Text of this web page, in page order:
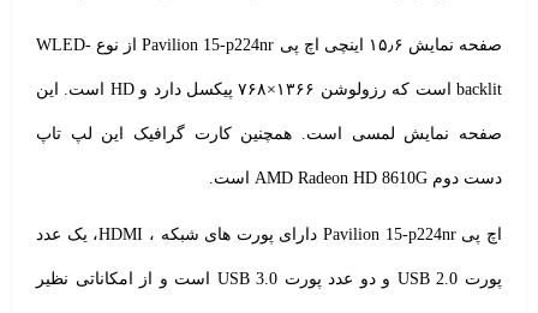
صفحه نمایش ۱۵٫۶ اینچی اچ پی Pavilion 15-p224nr از نوع WLED-
backlit است که رزولوشن ۱۳۶۶×۷۶۸ پیکسل دارد و HD است. این
صفحه نمایش لمسی است. همچنین کارت گرافیک این لپ تاپ
دست دوم AMD Radeon HD 8610G است.
اچ پی Pavilion 15-p224nr دارای پورت های شبکه ، HDMI، یک عدد
پورت USB 2.0 و دو عدد پورت USB 3.0 است و از امکاناتی نظیر